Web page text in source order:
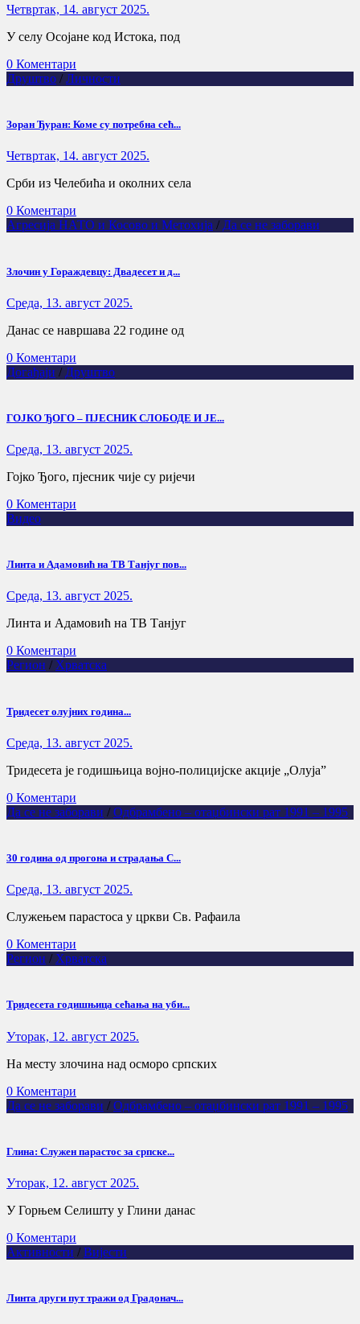
Четвртак, 14. август 2025.
У селу Осојане код Истока, под
0 Коментари
Друштво / Личности
Зоран Ђуран: Коме су потребна сећ...
Четвртак, 14. август 2025.
Срби из Челебића и околних села
0 Коментари
Агресија НАТО и Косово и Метохија / Да се не заборави
Злочин у Гораждевцу: Двадесет и д...
Cреда, 13. август 2025.
Данас се навршава 22 године од
0 Коментари
Догађаји / Друштво
ГОЈКО ЂОГО – ПЈЕСНИК СЛОБОДЕ И ЈЕ...
Cреда, 13. август 2025.
Гојко Ђого, пјесник чије су ријечи
0 Коментари
Видео
Линта и Адамовић на ТВ Танјуг пов...
Cреда, 13. август 2025.
Линта и Адамовић на ТВ Танјуг
0 Коментари
Регион / Хрватска
Тридесет олујних година...
Cреда, 13. август 2025.
Тридесета је годишњица војно-полицијске акције „Олуја”
0 Коментари
Да се не заборави / Одбрамбено – отаџбински рат 1991 – 1995
30 година од прогона и страдања С...
Cреда, 13. август 2025.
Служењем парастоса у цркви Св. Рафаила
0 Коментари
Регион / Хрватска
Тридесета годишњица сећања на уби...
Уторак, 12. август 2025.
На месту злочина над осморо српских
0 Коментари
Да се не заборави / Одбрамбено – отаџбински рат 1991 – 1995
Глина: Служен парастос за српске...
Уторак, 12. август 2025.
У Горњем Селишту у Глини данас
0 Коментари
Активности / Вијести
Линта други пут тражи од Градонач...